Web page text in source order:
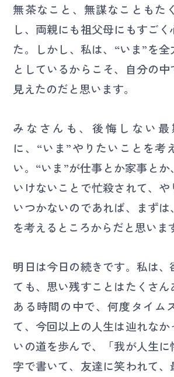
無茶なこと、無謀なこともた
し、両親にも祖父母にもすご
た。しかし、私は、“いま”を全
としているからこそ、自分の
見えたのだと思います。
みなさんも、後悔しない
に、“いま”やりたいことを考
い。“いま”が仕事とか家事と
いけないことで忙殺されて、
いつかないのであれば、まずは
を考えるところからだと思いま
明日は今日の続きです。私は、
ても、思い残すことはたくさん
ある時間の中で、何度タイム
て、今回以上の人生は辿れなか
いの道を歩んで、「我が人生
字で書いて、友達に笑われて